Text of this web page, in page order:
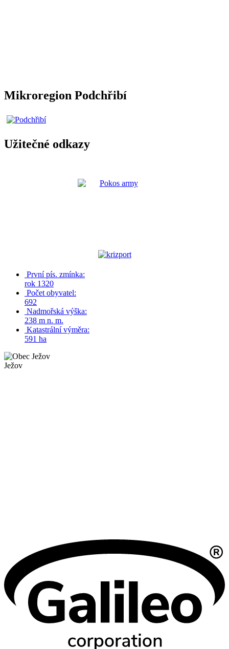
Mikroregion Podchřibí
Užitečné odkazy
První pís. zmínka:
rok 1320
Počet obyvatel:
692
Nadmořská výška:
238 m n. m.
Katastrální výměra:
591 ha
Ježov